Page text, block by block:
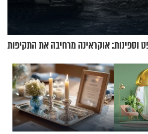
וספינות: אוקראינה מרחיבה את התקיפות